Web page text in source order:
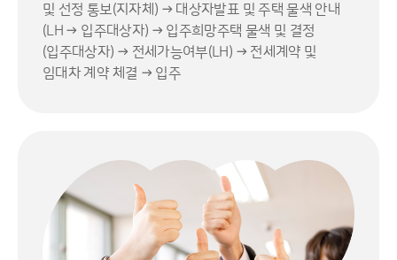
및 선정 통보(지자체) → 대상자발표 및 주택 물색 안내
(LH → 입주대상자) → 입주희망주택 물색 및 결정
(입주대상자) → 전세가능여부(LH) → 전세계약 및
임대차 계약 체결 → 입주